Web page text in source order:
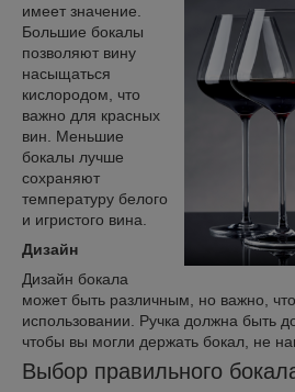
имеет значение.
Большие бокалы
позволяют вину
насыщаться
кислородом, что
важно для красных
вин. Меньшие
бокалы лучше
сохраняют
температуру белого
и игристого вина.
Дизайн
Дизайн бокала
может быть различным, но важно,
использовании. Ручка должна быть
чтобы вы могли держать бокал, не
Выбор правильного